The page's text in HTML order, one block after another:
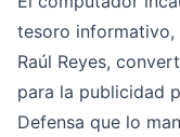
tesoro informativo,
Raúl Reyes,
para la publicidad
Defensa que lo